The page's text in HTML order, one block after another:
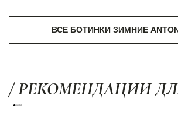
ВСЕ БОТИНКИ ЗИМНИЕ
/ РЕКОМЕНДАЦИИ